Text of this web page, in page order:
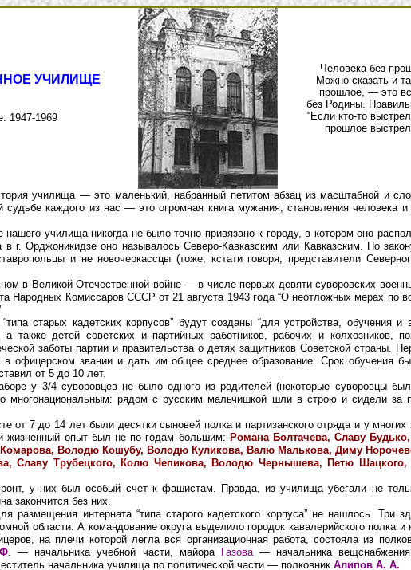
УЧИЛИЩЕ
1947-1969
Человека без
Можно сказать и
прошлое, — это
без Родины.
“Если кто-то
прошлое
училища — это маленький, набранный петитом абзац из масштабной и
каждого из нас — это огромная книга мужания, становления человека и
училища никогда не было точно привязано к городу, в котором оно
г. Орджоникидзе оно называлось Северо-Кавказским или Кавказским. По
и не новочеркассцы (тоже, кстати говоря, представители
в Великой Отечественной войне — в числе первых девяти суворовских
Народных Комиссаров СССР от 21 августа 1943 года “О неотложных мерах по
старых кадетских корпусов” будут созданы “для устройства, обучения и
также детей советских и партийных работников, рабочих и колхозников,
заботы партии и правительства о детях защитников Советской страны.
в офицерском звании и дать им общее среднее образование. Срок обучения
от 5 до 10 лет.
у 3/4 суворовцев не было одного из родителей (некоторые суворовцы
рядом с русским мальчишкой шли в строю и сидели за
от 7 до 14 лет были десятки сыновей полка и партизанского отряда и у многих
жизненный опыт был не по годам большим: Романа Болтачева, Славу
Володю Кошубу, Володю Куликова, Валю Малькова, Диму
Славу Трубецкого, Колю Чепикова, Володю Чернышева, Петю
у них был особый счет к фашистам. Правда, из училища убегали не
закончится без них.
размещения интерната “типа старого кадетского корпуса” не нашлось. Три
области. А командование округа выделило городок кавалерийского полка
на плечи которой легла вся организационная работа, состояла из
. — начальника учебной части, майора Газова— начальника
начальника училища по политической части — полковник Алипов А. А.